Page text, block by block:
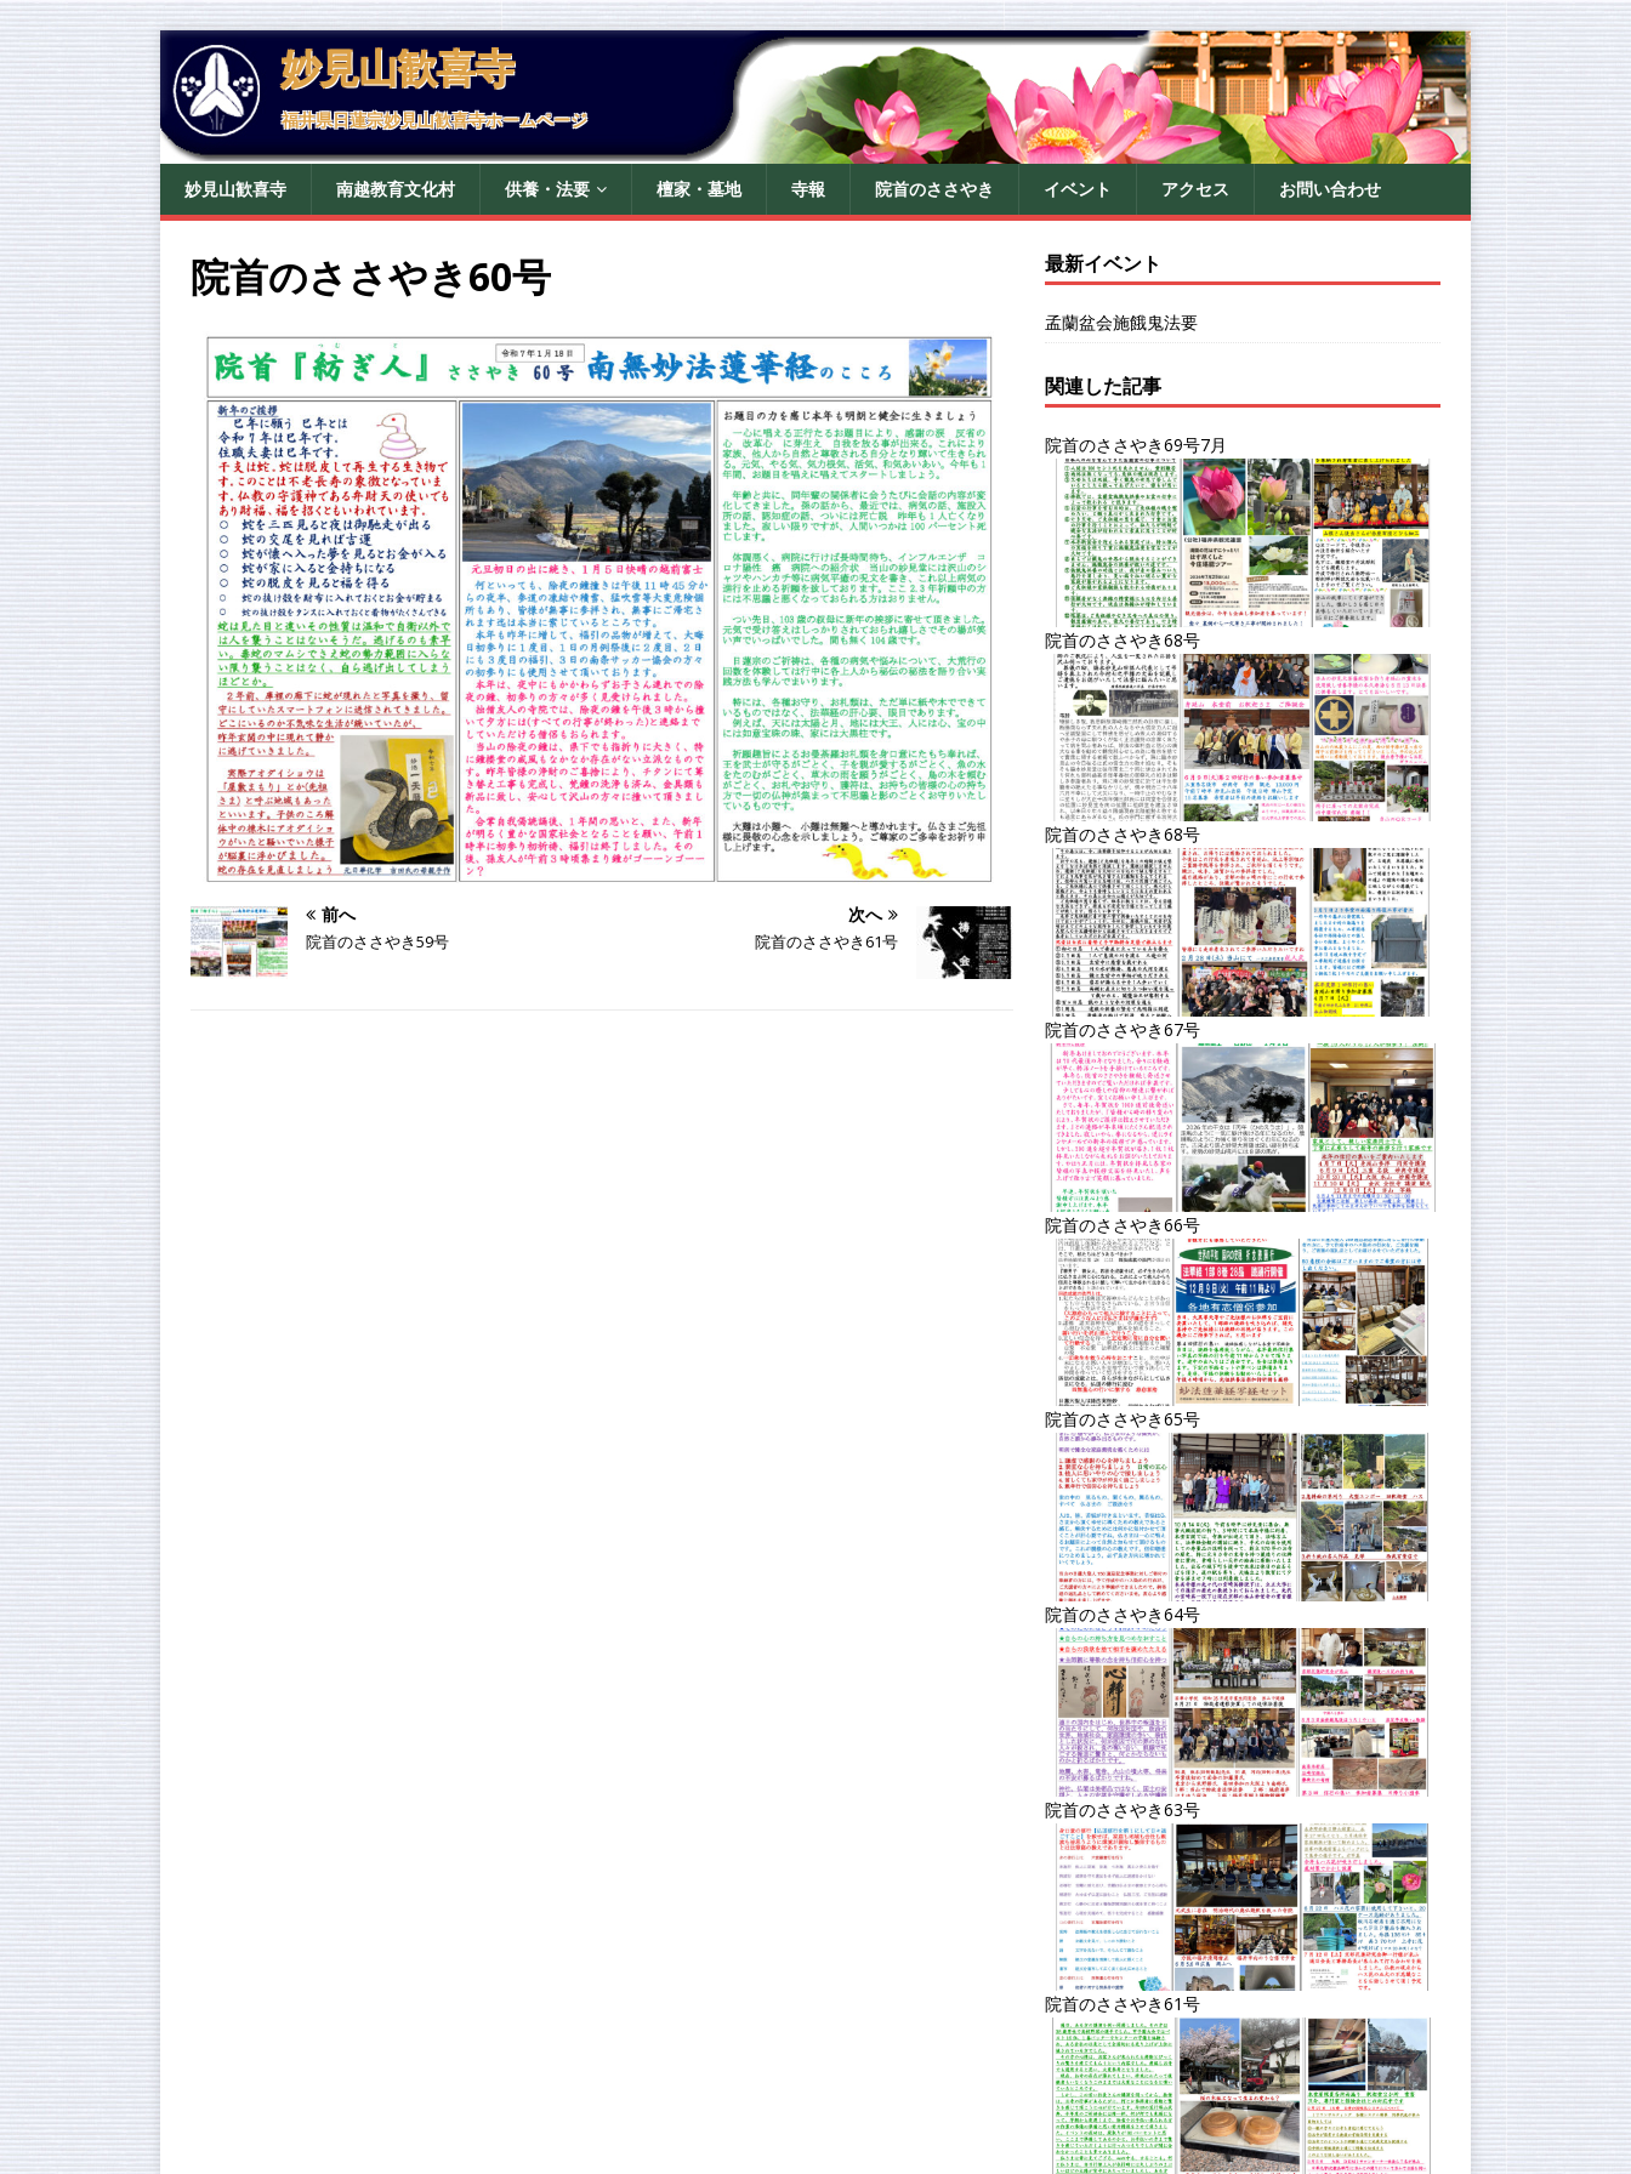
妙見山歓喜寺
福井県日蓮宗妙見山歓喜寺ホームページ
妙見山歓喜寺 南越教育文化村 供養・法要 檀家・墓地 寺報 院首のささやき イベント アクセス お問い合わせ
院首のささやき60号
前へ
院首のささやき59号
次へ
院首のささやき61号
最新イベント
孟蘭盆会施餓鬼法要
関連した記事
院首のささやき69号7月
院首のささやき68号
院首のささやき68号
院首のささやき67号
院首のささやき66号
院首のささやき65号
院首のささやき64号
院首のささやき63号
院首のささやき61号